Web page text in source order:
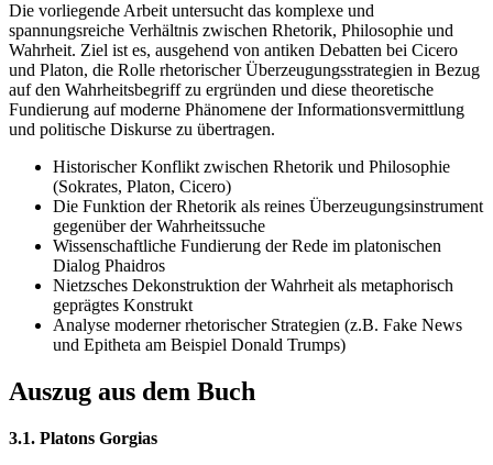
Die vorliegende Arbeit untersucht das komplexe und
spannungsreiche Verhältnis zwischen Rhetorik, Philosophie und
Wahrheit. Ziel ist es, ausgehend von antiken Debatten bei Cicero
und Platon, die Rolle rhetorischer Überzeugungsstrategien in Bezug
auf den Wahrheitsbegriff zu ergründen und diese theoretische
Fundierung auf moderne Phänomene der Informationsvermittlung
und politische Diskurse zu übertragen.
Historischer Konflikt zwischen Rhetorik und Philosophie
(Sokrates, Platon, Cicero)
Die Funktion der Rhetorik als reines Überzeugungsinstrument
gegenüber der Wahrheitssuche
Wissenschaftliche Fundierung der Rede im platonischen
Dialog Phaidros
Nietzsches Dekonstruktion der Wahrheit als metaphorisch
geprägtes Konstrukt
Analyse moderner rhetorischer Strategien (z.B. Fake News
und Epitheta am Beispiel Donald Trumps)
Auszug aus dem Buch
3.1. Platons Gorgias